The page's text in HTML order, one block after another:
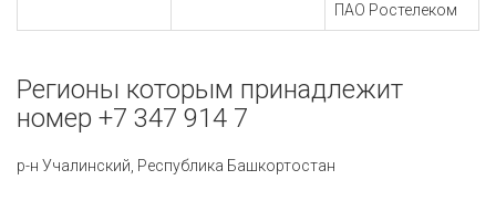
ПАО Ростелеком
Регионы которым принадлежит
номер +7 347 914 7
р-н Учалинский, Республика Башкортостан